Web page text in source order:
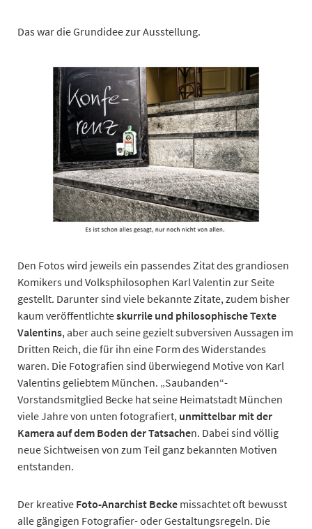
Das war die Grundidee zur Ausstellung.
Den Fotos wird jeweils ein passendes Zitat des grandiosen
Komikers und Volksphilosophen Karl Valentin zur Seite
gestellt. Darunter sind viele bekannte Zitate, zudem bisher
kaum veröffentlichteskurrile und philosophische Texte
Valentins, aber auch seine gezielt subversiven Aussagen im
Dritten Reich, die für ihn eine Form des Widerstandes
waren. Die Fotografien sind überwiegend Motive von Karl
Valentins geliebtem München. „Saubanden“-
Vorstandsmitglied Becke hat seine Heimatstadt München
viele Jahre von unten fotografiert, unmittelbar mit der
Kamera auf dem Boden der Tatsachen. Dabei sind völlig
neue Sichtweisen von zum Teil ganz bekannten Motiven
entstanden.
Der kreative Foto-Anarchist Becke missachtet oft bewusst
alle gängigen Fotografier- oder Gestaltungsregeln. Die